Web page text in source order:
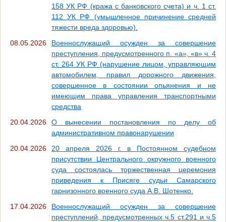
158 УК РФ (кража с банковского счета) и ч. 1 ст.
112 УК РФ (умышленное причинение средней
тяжести вреда здоровью).
08.05.2026
Военнослужащий осужден за совершение
преступления, предусмотренного п. «а», «в» ч. 4
ст. 264 УК РФ (нарушение лицом, управляющим
автомобилем, правил дорожного движения,
совершенное в состоянии опьянения и не
имеющим права управления транспортными
средства
20.04.2026
О вынесении постановления по делу об
административном правонарушении
20.04.2026
20 апреля 2026 г. в Постоянном судебном
присутствии Центрального окружного военного
суда состоялась торжественная церемония
приведения к Присяге судьи Самарского
гарнизонного военного суда А.В. Шотенко.
17.04.2026
Военнослужащий осужден за совершение
преступлений, предусмотренных ч.5 ст.291 и ч.5